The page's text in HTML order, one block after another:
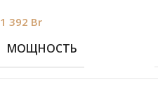
1 392 Br
МОЩНОСТЬ